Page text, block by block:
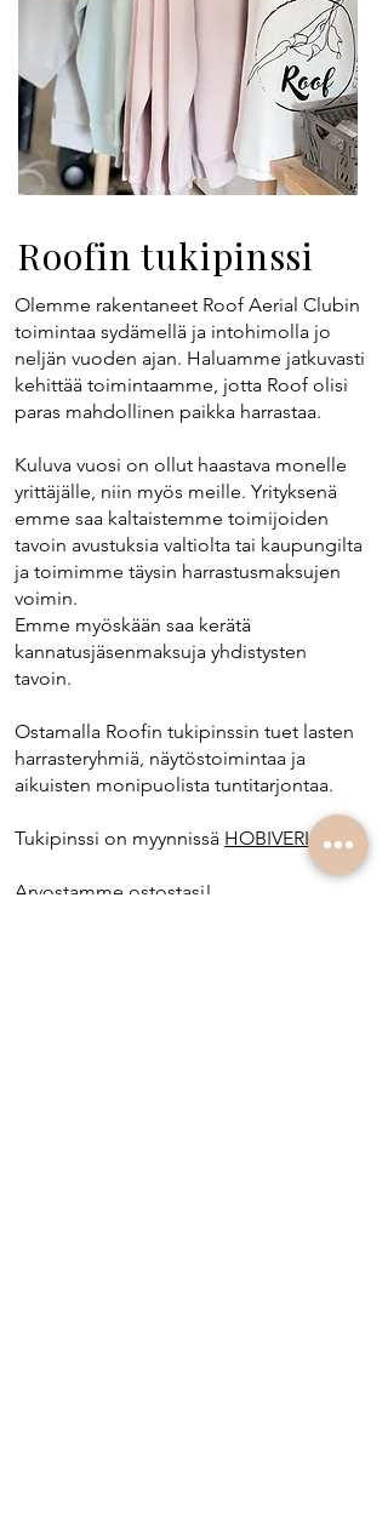
Roofin tukipinssi
Olemme rakentaneet Roof Aerial Clubin
toimintaa sydämellä ja intohimolla jo
neljän vuoden ajan. Haluamme jatkuvasti
kehittää toimintaamme, jotta Roof olisi
paras mahdollinen paikka harrastaa.
Kuluva vuosi on ollut haastava monelle
yrittäjälle, niin myös meille. Yrityksenä
emme saa kaltaistemme toimijoiden
tavoin avustuksia valtiolta tai kaupungilta
ja toimimme täysin harrastusmaksujen
voimin.
Emme myöskään saa kerätä
kannatusjäsenmaksuja yhdistysten
tavoin.
Ostamalla Roofin tukipinssin tuet lasten
harrasteryhmiä, näytöstoimintaa ja
aikuisten monipuolista tuntitarjontaa.
Tukipinssi on myynnissä HOBIVERISSA
Arvostamme ostostasi!